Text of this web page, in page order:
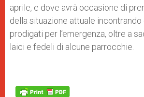
aprile, e dove avrà occasione di
della situazione attuale incontrando
prodigati per l’emergenza, oltre a
laici e fedeli di alcune parrocchie.